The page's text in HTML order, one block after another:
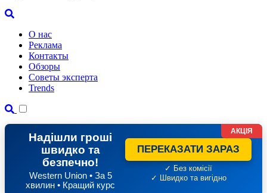
О нас
Реклама
Контакты
Обзоры
Советы эксперта
Trends
Надішли гроші
швидко та
безпечно!
Western Union • За 5
хвилин • Кращий курс
ПЕРЕКАЗАТИ ЗАРАЗ
✓ Без комісії
✓ Швидко та вигідно
АКЦІЯ